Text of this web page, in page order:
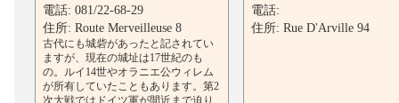
電話: 081/22-68-29
住所: Route Merveilleuse 8
古代にも城砦があったと記されてい
ますが、現在の城址は17世紀のも
の。ルイ14世やオラニエ公ウィレム
が所有していたこともあります。第2
次大戦ではドイツ軍が間近まで迫り
電話:
住所: Rue D'Arville 94